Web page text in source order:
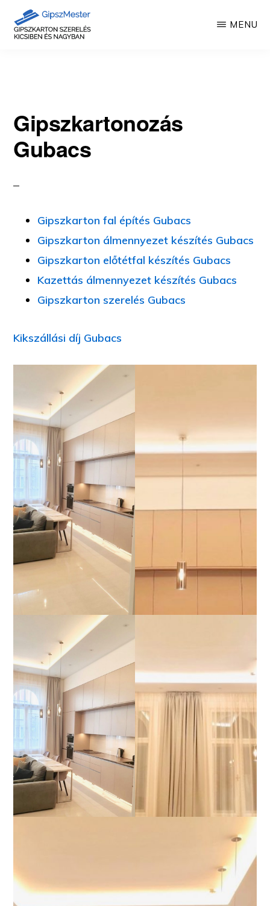
MENU
Gipszkartonozás
Gubacs
Gipszkarton fal építés Gubacs
Gipszkarton álmennyezet készítés Gubacs
Gipszkarton előtétfal készítés Gubacs
Kazettás álmennyezet készítés Gubacs
Gipszkarton szerelés Gubacs
Kikszállási díj Gubacs